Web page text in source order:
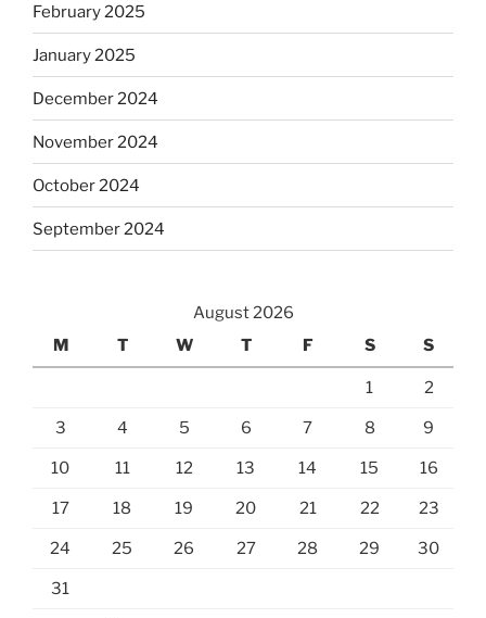
February 2025
January 2025
December 2024
November 2024
October 2024
September 2024
August 2026
M
T W T F S S
1 2
3 4 5 6 7 8 9
10 11 12 13 14 15 16
17 18 19 20 21 22 23
24 25 26 27 28 29 30
31